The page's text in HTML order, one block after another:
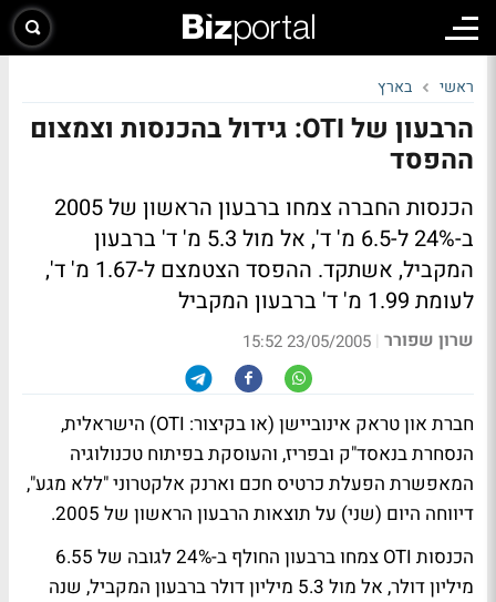
ראשי בארץ
הרבעון של OTI: גידול בהכנסות וצמצום
ההפסד
הכנסות החברה צמחו ברבעון הראשון של 2005
ב-24% ל-6.5 מ' ד', אל מול 5.3 מ' ד' ברבעון
המקביל, אשתקד. ההפסד הצטמצם ל-1.67 מ' ד',
לעומת 1.99 מ' ד' ברבעון המקביל
שרון שפורר |
23/05/2005 15:52
חברת און טראק אינוביישן (או בקיצור: OTI) הישראלית,
הנסחרת בנאסד"ק ובפריז, והעוסקת בפיתוח טכנולוגיה
המאפשרת הפעלת כרטיס חכם וארנק אלקטרוני "ללא מגע",
דיווחה היום (שני) על תוצאות הרבעון הראשון של 2005.
הכנסות OTI צמחו ברבעון החולף ב-24% לגובה של 6.55
מיליון דולר, אל מול 5.3 מיליון דולר ברבעון המקביל, שנה